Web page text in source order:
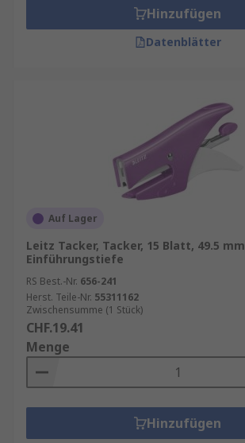
Hinzufügen
Datenblätter
Auf Lager
Leitz Tacker, Tacker, 15 Blatt, 49.5 mm
Einführungstiefe
RS Best.-Nr. 656-241
Herst. Teile-Nr. 55311162
Zwischensumme (1 Stück)
CHF.19.41
Menge
Hinzufügen